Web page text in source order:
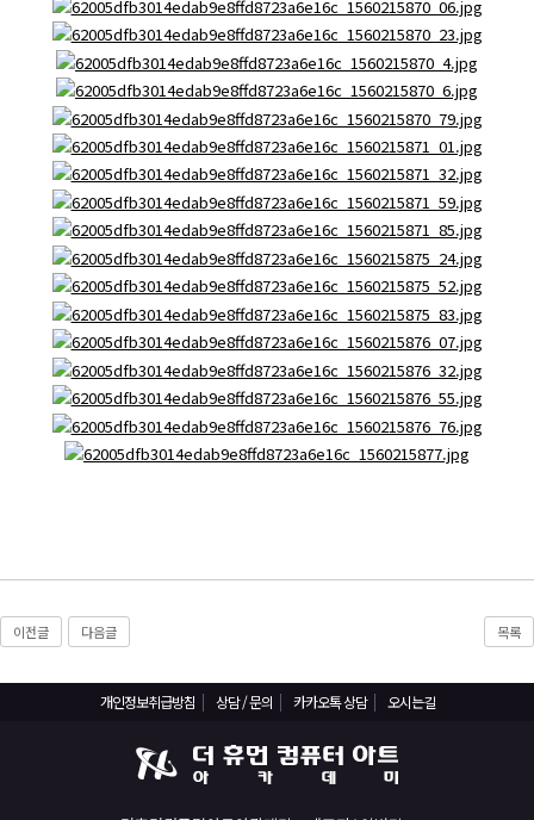
이전글 다음글 목록
개인정보취급방침 상담 / 문의 카카오톡 상담 오시는길
전기기능사(필기+실기) 자격증 취득과정
직업상담사 2급 (필기+실기) 자격증 취득과정
재직자/일반
포토샵 자격증 취득과정(GTQ1급)
일러스트 자격증 취득과정(GTQi 1급)
전산회계 1급 / FAT 1급 자격증 취득과정
전산세무 2급 / TAT 2급 자격증 취득과정
기초회계원리 및 전산회계2급 자격증 취득과정
ERP정보관리사(회계2급) / (인사2급) 자격증 취득과정
전산응용건축제도기능사(실기)
컴퓨터활용능력1급(컴활1급)
컴퓨터활용능력2급(엑셀실무)
유튜브(Youtube)크리에이터(영상편집,프리미어)
유튜브(YouTube)크리에이터(영상편집,애프터이펙트)